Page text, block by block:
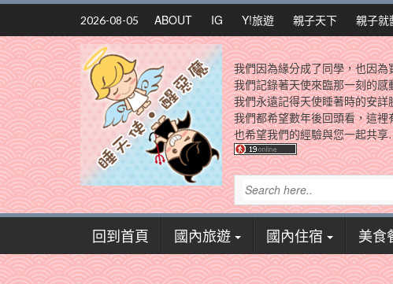
Skip
content
2026-08-05 ABOUT IG Y!旅遊 親子天下 親子就
我們因為緣分成了同學，也因
我們記錄著天使來臨那一刻的
我們永遠記得天使睡著時的安
我們都希望數年後回頭看，這裡
也希望我們的經驗與您一起共
回到首頁 國內旅遊 國內住宿 美食